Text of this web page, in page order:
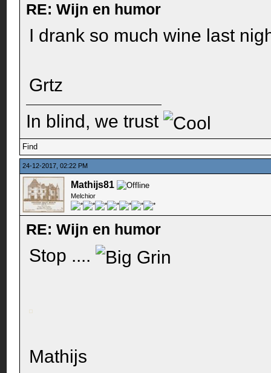
RE: Wijn en humor
I drank so much wine last
Grtz
In blind, we trust
Find
24-12-2017, 02:22 PM
Mathijs81
Melchior
RE: Wijn en humor
Stop ....
Mathijs